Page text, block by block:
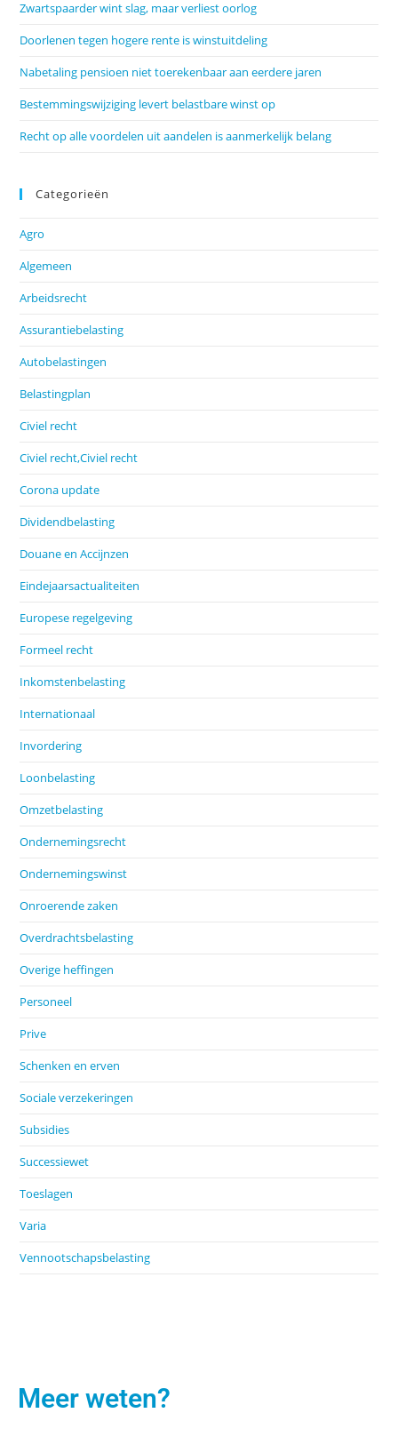
Zwartspaarder wint slag, maar verliest oorlog
Doorlenen tegen hogere rente is winstuitdeling
Nabetaling pensioen niet toerekenbaar aan eerdere jaren
Bestemmingswijziging levert belastbare winst op
Recht op alle voordelen uit aandelen is aanmerkelijk belang
Categorieën
Agro
Algemeen
Arbeidsrecht
Assurantiebelasting
Autobelastingen
Belastingplan
Civiel recht
Civiel recht,Civiel recht
Corona update
Dividendbelasting
Douane en Accijnzen
Eindejaarsactualiteiten
Europese regelgeving
Formeel recht
Inkomstenbelasting
Internationaal
Invordering
Loonbelasting
Omzetbelasting
Ondernemingsrecht
Ondernemingswinst
Onroerende zaken
Overdrachtsbelasting
Overige heffingen
Personeel
Prive
Schenken en erven
Sociale verzekeringen
Subsidies
Successiewet
Toeslagen
Varia
Vennootschapsbelasting
Meer weten?